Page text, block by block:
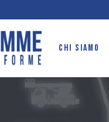
CHI SIAMO